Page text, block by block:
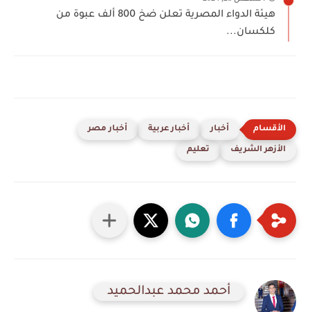
هيئة الدواء المصرية تعلن ضخ 800 ألف عبوة من
كلكسان...
أخبار أخبار عربية أخبار مصر
الأزهر الشريف تعليم
أحمد محمد عبدالحميد